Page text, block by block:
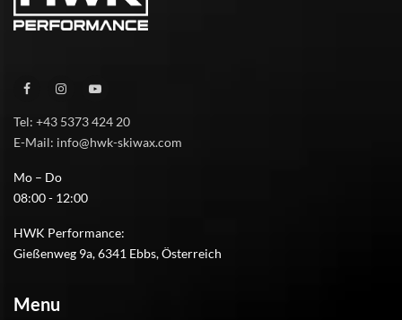
Tel: +43 5373 424 20
E-Mail: info@hwk-skiwax.com
Mo – Do
08:00 - 12:00
HWK Performance:
Gießenweg 9a, 6341 Ebbs, Österreich
Menu